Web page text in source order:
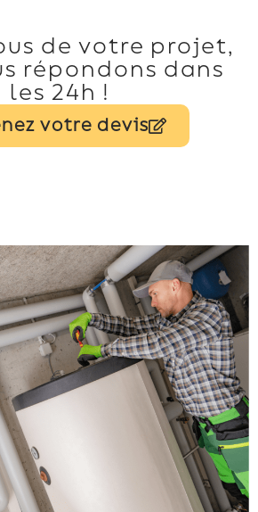
de votre projet,
répondons dans
les 24h !
votre devis